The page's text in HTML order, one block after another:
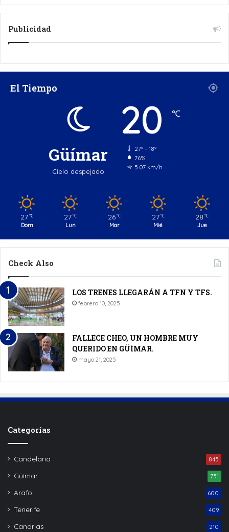
Publicidad
El Tiempo
Güímar
Cielo despejado
20 ℃
27º - 18º
76%
5.07 km/h
27 ℃
Dom
27 ℃
Lun
26 ℃
Mar
27 ℃
Mié
28 ℃
Jue
Check Also
LOS TRENES LLEGARÁN A TFN Y TFS.
febrero 10, 2025
FALLECE CHEO, UN HOMBRE MUY
QUERIDO EN GÜÍMAR.
mayo 21, 2025
Categorías
Candelaria 845
Güímar 751
Arafo 600
Tenerife 409
Canarias 210